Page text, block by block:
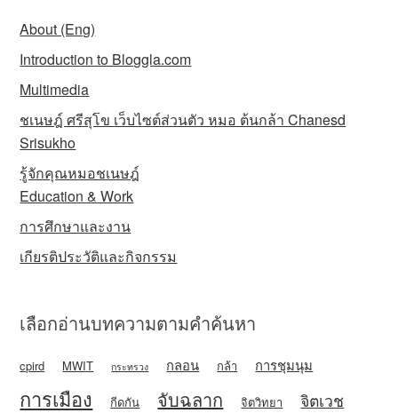
About (Eng)
Introduction to Bloggla.com
Multimedia
ชเนษฎ์ ศรีสุโข เว็บไซต์ส่วนตัว หมอ ต้นกล้า Chanesd
Srisukho
รู้จักคุณหมอชเนษฎ์
Education & Work
การศึกษาและงาน
เกียรติประวัติและกิจกรรม
เลือกอ่านบทความตามคำค้นหา
cpird MWIT กระทรวง กลอน กล้า การชุมนุม
การเมือง กีดกัน จับฉลาก จิตวิทยา จิตเวช